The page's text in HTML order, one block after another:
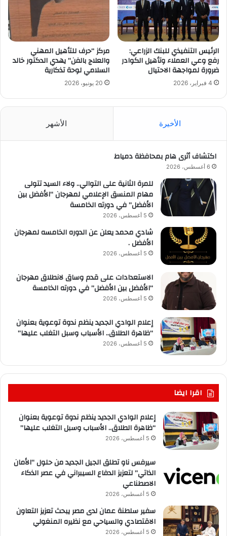
الرئيس التنفيذي للبنك الزراعي:
رفع وعي العملاء وتأهيل الكوادر
ضرورة لمواجهة الاحتيال
4 فبراير، 2026
مركز “حرف للتأهيل المهني
والعلاج بالفن” يهدي الدكتور خالد
السلامي لوحة تذكارية
20 يونيو، 2026
الأخيرة الأشهر
اكتشاف أثرى هام بمحافظة دمياط
6 أغسطس، 2026
للمرة الثانية على التوالي.. ولاء السيد تتولى
مهام المنسق الإعلامي لمهرجان “الأفضل بين
الأفضل” في دورته الخامسة
5 أغسطس، 2026
شادي محمد يعلن عن الدوره الخامسه لمهرجان
الأفضل .
5 أغسطس، 2026
الاستعدادات على قدم وساق لانطلاق مهرجان
“الأفضل بين الأفضل” في دورته الخامسة
5 أغسطس، 2026
إعلام الوادي الجديد ينظم ندوة توعوية بعنوان
“ظاهرة الطلاق.. الأسباب وسبل التغلب عليها”
5 أغسطس، 2026
اقرا ايضا
إعلام الوادي الجديد ينظم ندوة توعوية بعنوان
“ظاهرة الطلاق.. الأسباب وسبل التغلب عليها”
5 أغسطس، 2026
سيرفس ناو تطلق الجيل الجديد من حلول “الأمان
الذاتي” لتعزيز الدفاع السيبراني في عصر الذكاء
الاصطناعي
5 أغسطس، 2026
سفير سلطنة عمان لدى مصر يبحث تعزيز التعاون
الاقتصادي والسياحي مع نظيره المنغولي
5 أغسطس، 2026